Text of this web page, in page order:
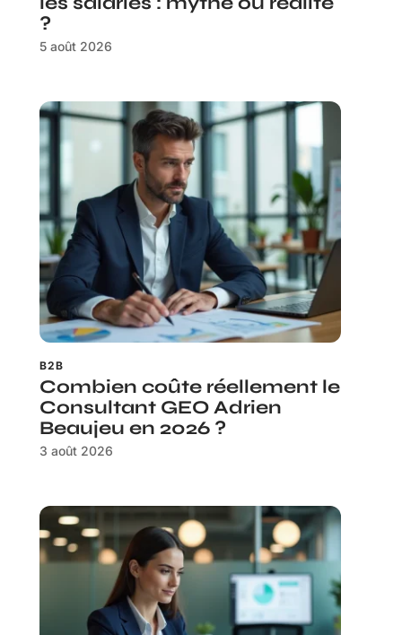
?
5 août 2026
B2B
Combien coûte réellement le
Consultant GEO Adrien
Beaujeu en 2026 ?
3 août 2026